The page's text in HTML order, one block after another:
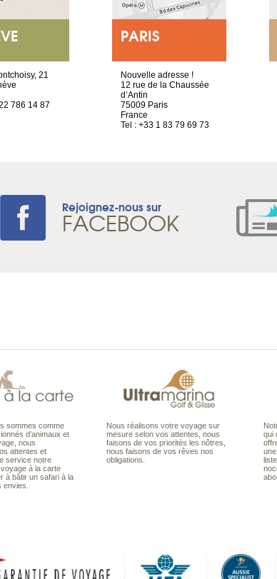
21
786 14 87
PARIS
Nouvelle adresse !
12 rue de la Chaussée
d’Antin
75009 Paris
France
Tel : +33 1 83 79 69 73
Rejoignez-nous sur
FACEBOOK
sommes comme
d’animaux et
nous
attentes et
service notre
à la carte
à bâtir un safari à la
Nous réalisons votre voyage sur
mesure selon vos attentes, nous
faisons de vos priorités les nôtres,
nous faisons de vos rêves nos
obligations.
qui